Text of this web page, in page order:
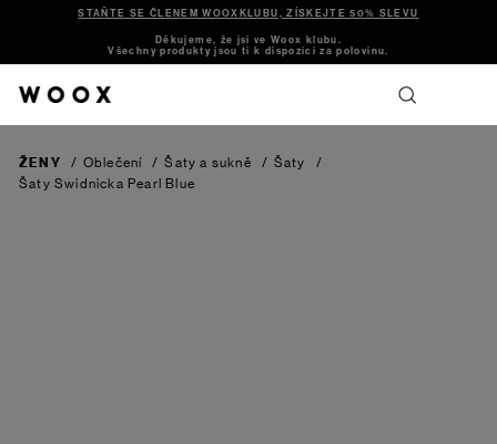
STAŇTE SE ČLENEM WOOXKLUBU, ZÍSKEJTE 50% SLEVU
Děkujeme, že jsi ve Woox klubu.
Všechny produkty jsou ti k dispozici za polovinu.
ŽENY / Oblečení / Šaty a sukně / Šaty
/
Šaty Swidnicka Pearl Blue